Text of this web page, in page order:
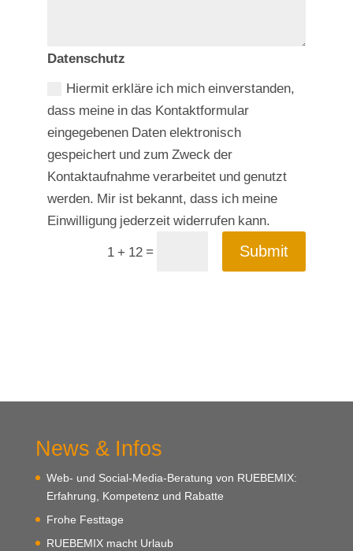
Datenschutz
Hiermit erkläre ich mich einverstanden,
dass meine in das Kontaktformular
eingegebenen Daten elektronisch
gespeichert und zum Zweck der
Kontaktaufnahme verarbeitet und genutzt
werden. Mir ist bekannt, dass ich meine
Einwilligung jederzeit widerrufen kann.
1 + 12= Submit
News & Infos
Web- und Social-Media-Beratung von RUEBEMIX:
Erfahrung, Kompetenz und Rabatte
Frohe Festtage
RUEBEMIX macht Urlaub